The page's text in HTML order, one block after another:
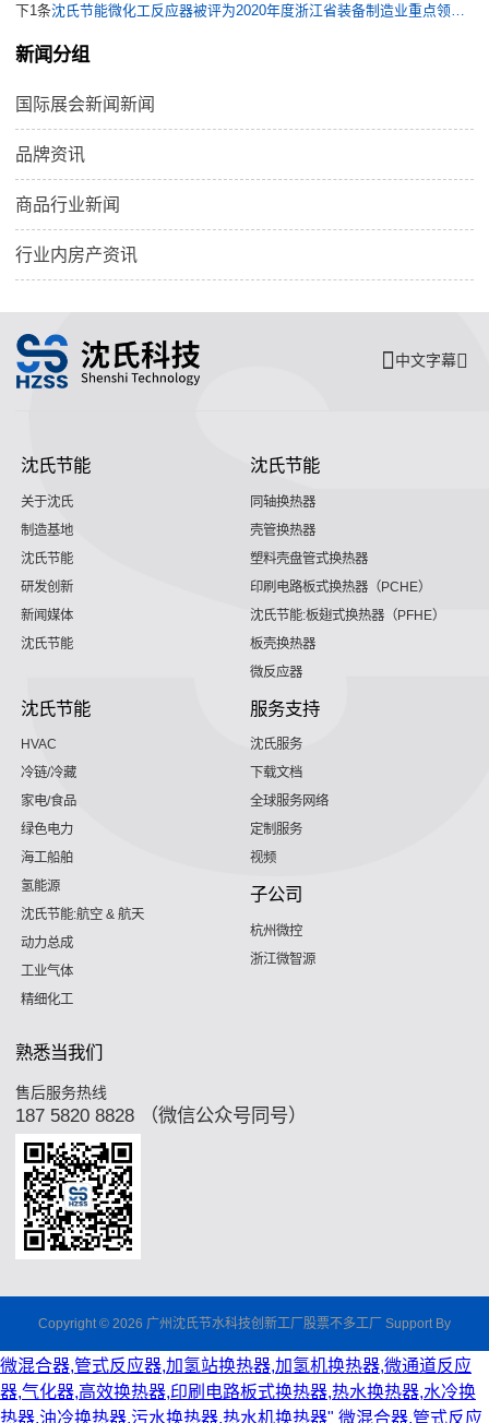
下1条
新闻分组
国际展会新闻新闻
品牌资讯
商品行业新闻
行业内房产资讯
中文字幕
沈氏节能
关于沈氏
制造基地
沈氏节能
研发创新
新闻媒体
沈氏节能
沈氏节能
同轴换热器
壳管换热器
塑料壳盘管式换热器
印刷电路板式换热器（PCHE）
沈氏节能:板翅式换热器（PFHE）
板壳换热器
微反应器
沈氏节能
HVAC
冷链/冷藏
家电/食品
绿色电力
海工船舶
氢能源
沈氏节能:航空 & 航天
动力总成
工业气体
精细化工
服务支持
沈氏服务
下载文档
全球服务网络
定制服务
视频
子公司
杭州微控
浙江微智源
熟悉当我们
售后服务热线
187 5820 8828 （微信公众号同号）
Copyright © 2026 广州沈氏节水科技创新工厂股票不多工厂 Support By
微混合器,管式反应器,加氢站换热器,加氢机换热器,微通道反应
器,气化器,高效换热器,印刷电路板式换热器,热水换热器,水冷换
热器,油冷换热器,污水换热器,热水机换热器" 微混合器,管式反应